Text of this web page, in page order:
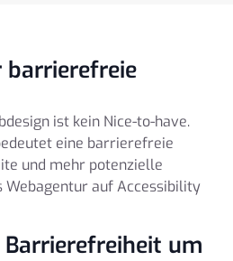
barrierefreie
ist kein Nice-to-have.
eine barrierefreie
und mehr potenzielle
Webagentur auf Accessibility
um